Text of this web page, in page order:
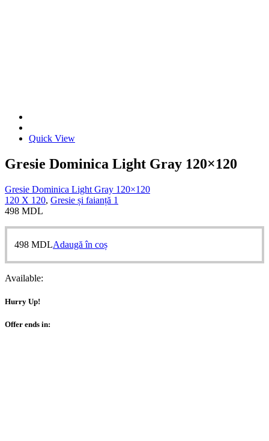
Quick View
Gresie Dominica Light Gray 120×120
Gresie Dominica Light Gray 120×120
120 X 120, Gresie și faianță 1
498 MDL
498 MDLAdaugă în coș
Available:
Hurry Up!
Offer ends in: